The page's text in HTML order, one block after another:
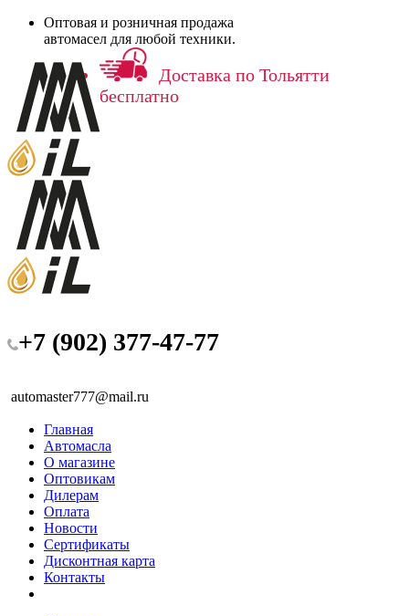
Оптовая и розничная продажа
автомасел для любой техники.
Доставка по Тольятти
бесплатно
+7 (902) 377-47-77
automaster777@mail.ru
Главная
Автомасла
О магазине
Оптовикам
Дилерам
Оплата
Новости
Сертификаты
Дисконтная карта
Контакты